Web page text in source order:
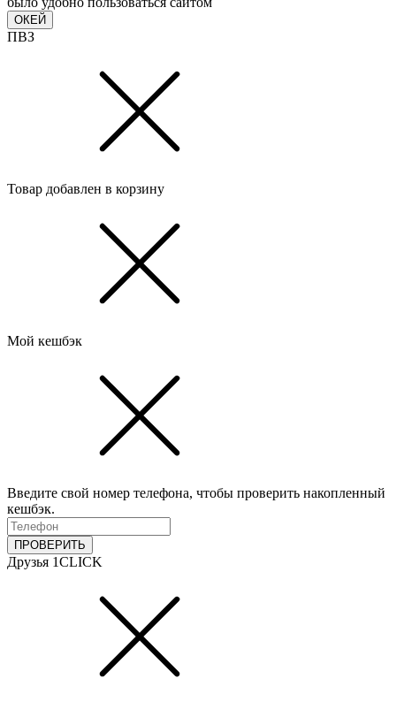
ОКЕЙ
ПВЗ
Товар добавлен в корзину
Мой кешбэк
Введите свой номер телефона, чтобы проверить накопленный
кешбэк.
ПРОВЕРИТЬ
Друзья 1CLICK